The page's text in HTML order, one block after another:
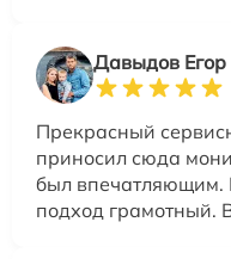
Давыдов Егор
Прекрасный
приносил сюда
был впечатляющим.
подход грамотный.